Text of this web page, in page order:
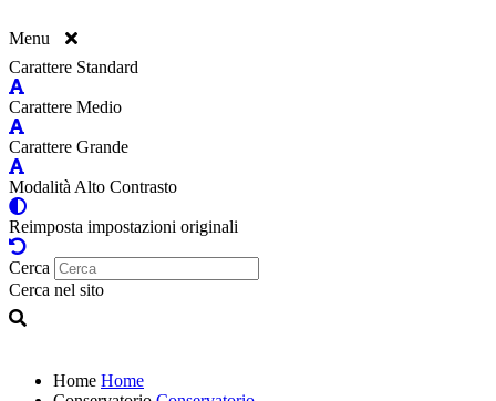
Menu
Carattere Standard
Carattere Medio
Carattere Grande
Modalità Alto Contrasto
Reimposta impostazioni originali
Cerca
Cerca nel sito
Home Home